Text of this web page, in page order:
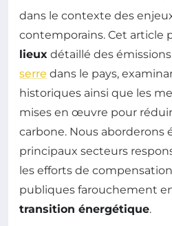
dans le contexte des
contemporains. Cet article
lieux détaillé des
serre dans le pays,
historiques ainsi que les
mises en œuvre pour
carbone. Nous aborderons
principaux secteurs
les efforts de
publiques farouchement
transition énergétique.